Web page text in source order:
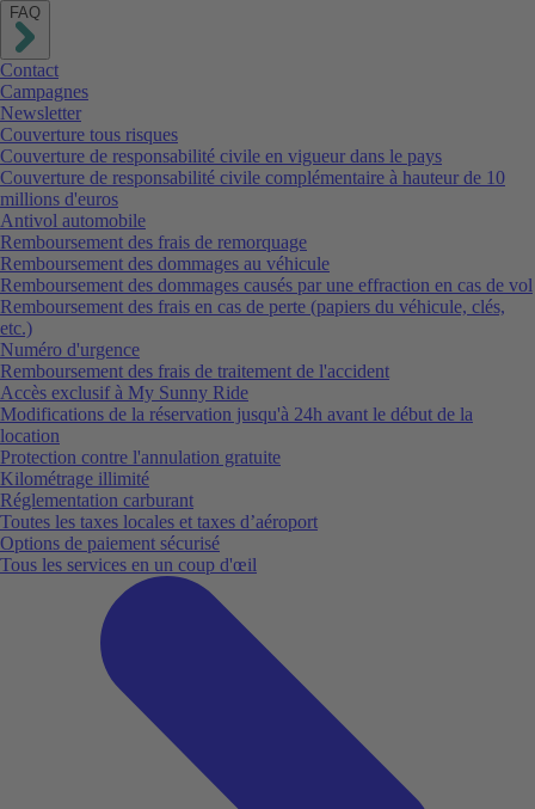
FAQ
Contact
Campagnes
Newsletter
Couverture tous risques
Couverture de responsabilité civile en vigueur dans le pays
Couverture de responsabilité civile complémentaire à hauteur de 10
millions d'euros
Antivol automobile
Remboursement des frais de remorquage
Remboursement des dommages au véhicule
Remboursement des dommages causés par une effraction en cas de vol
Remboursement des frais en cas de perte (papiers du véhicule, clés,
etc.)
Numéro d'urgence
Remboursement des frais de traitement de l'accident
Accès exclusif à My Sunny Ride
Modifications de la réservation jusqu'à 24h avant le début de la
location
Protection contre l'annulation gratuite
Kilométrage illimité
Réglementation carburant
Toutes les taxes locales et taxes d’aéroport
Options de paiement sécurisé
Tous les services en un coup d'œil